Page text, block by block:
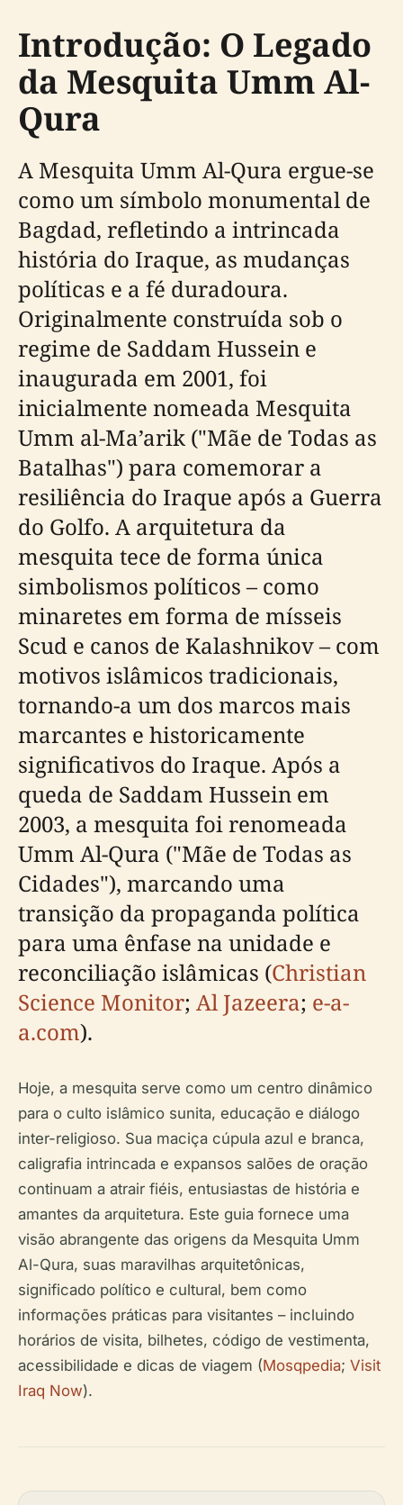
Introdução: O Legado
da Mesquita Umm Al-
Qura
A Mesquita Umm Al-Qura ergue-se
como um símbolo monumental de
Bagdad, refletindo a intrincada
história do Iraque, as mudanças
políticas e a fé duradoura.
Originalmente construída sob o
regime de Saddam Hussein e
inaugurada em 2001, foi
inicialmente nomeada Mesquita
Umm al-Ma’arik ("Mãe de Todas as
Batalhas") para comemorar a
resiliência do Iraque após a Guerra
do Golfo. A arquitetura da
mesquita tece de forma única
simbolismos políticos – como
minaretes em forma de mísseis
Scud e canos de Kalashnikov – com
motivos islâmicos tradicionais,
tornando-a um dos marcos mais
marcantes e historicamente
significativos do Iraque. Após a
queda de Saddam Hussein em
2003, a mesquita foi renomeada
Umm Al-Qura ("Mãe de Todas as
Cidades"), marcando uma
transição da propaganda política
para uma ênfase na unidade e
reconciliação islâmicas (Christian
Science Monitor; Al Jazeera; e-a-
a.com).
Hoje, a mesquita serve como um centro dinâmico
para o culto islâmico sunita, educação e diálogo
inter-religioso. Sua maciça cúpula azul e branca,
caligrafia intrincada e expansos salões de oração
continuam a atrair fiéis, entusiastas de história e
amantes da arquitetura. Este guia fornece uma
visão abrangente das origens da Mesquita Umm
Al-Qura, suas maravilhas arquitetônicas,
significado político e cultural, bem como
informações práticas para visitantes – incluindo
horários de visita, bilhetes, código de vestimenta,
acessibilidade e dicas de viagem (Mosqpedia; Visit
Iraq Now).